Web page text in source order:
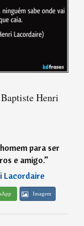
Henri
para ser
e amigo.”
Lacordaire
Imagem